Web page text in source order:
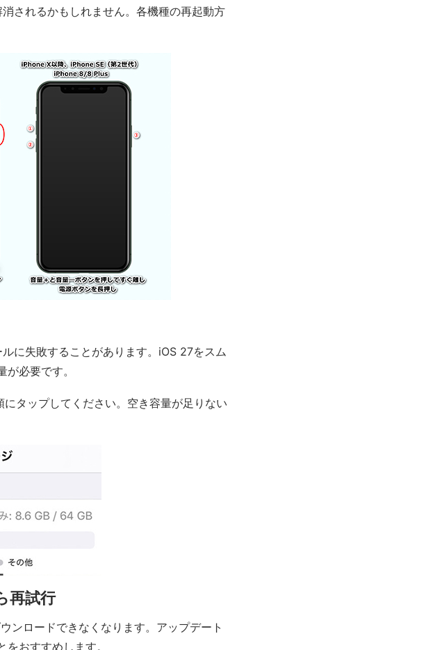
されるかもしれません。各機種の再起動方
に失敗することがあります。iOS 27をスム
必要です。
タップしてください。空き容量が足りない
再試行
ンロードできなくなります。アップデート
おすすめします。